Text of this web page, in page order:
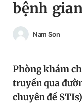
Chuyên mục
Chuyên mục khác
Tin thị trường
Tin đã lưu
Tin đã xem
Đăng xuất
bệnh
Nam Sơn
Phòng khám
truyền qua
chuyên đề